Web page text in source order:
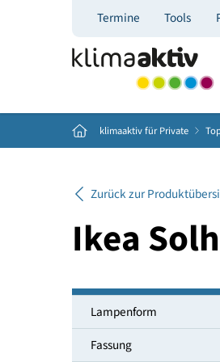
Termine Tools
Home klimaaktiv für Private
Ikea
Lampenform